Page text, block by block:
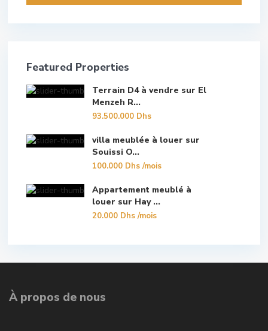
Featured Properties
Terrain D4 à vendre sur El
Menzeh R...
93.500.000 Dhs
villa meublée à louer sur
Souissi O...
100.000 Dhs/mois
Appartement meublé à
louer sur Hay ...
20.000 Dhs/mois
À propos de nous